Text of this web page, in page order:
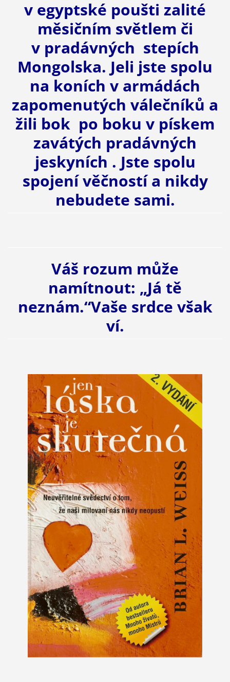
v egyptské poušti zalité
měsičním světlem či
v pradávných stepích
Mongolska. Jeli jste spolu
na koních v armádách
zapomenutých válečníků a
žili bok po boku v pískem
zavátých pradávných
jeskyních . Jste spolu
spojení věčností a nikdy
nebudete sami.
Váš rozum může
namítnout: „Já tě
neznám.“Vaše srdce však
ví.